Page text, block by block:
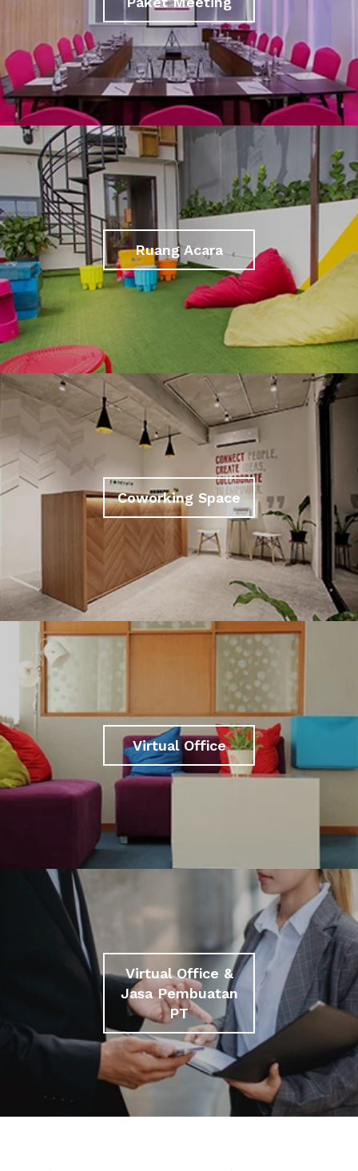
Ruang Acara
Coworking Space
Virtual Office
Virtual Office &
Jasa Pembuatan
PT